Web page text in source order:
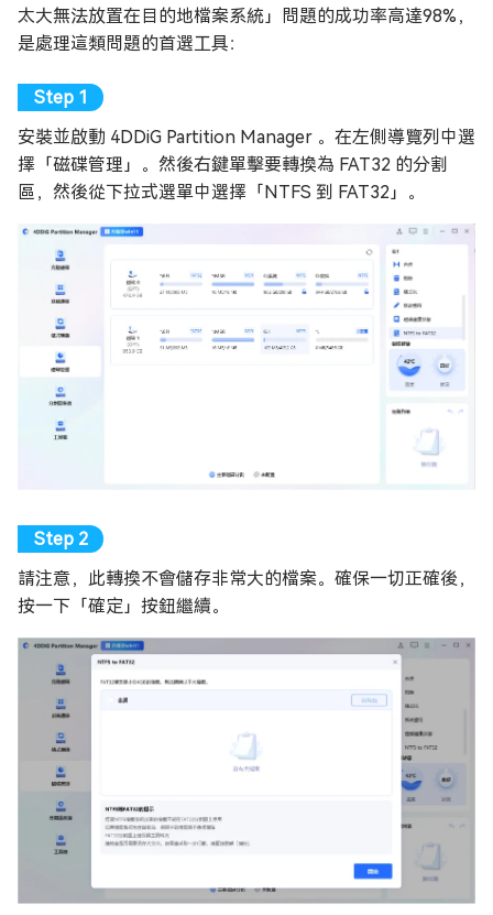
太大無法放置在目的地檔案系統」問題的成功率高達98%，
是處理這類問題的首選工具：
安裝並啟動 4DDiG Partition Manager 。在左側導覽列中選
擇「磁碟管理」。然後右鍵單擊要轉換為 FAT32 的分割
區，然後從下拉式選單中選擇「NTFS 到 FAT32」。
請注意，此轉換不會儲存非常大的檔案。確保一切正確後，
按一下「確定」按鈕繼續。